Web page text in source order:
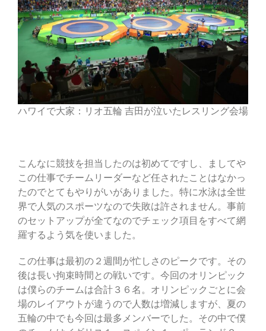
ハワイで大家：リオ五輪 吉田が泣いたレスリング会場
こんなに競技を担当したのは初めてですし、ましてや
この仕事でチームリーダーなど任されたことはなかっ
たのでとてもやりがいがありました。特に水泳は全世
界で人気のスポーツなので失敗は許されません。事前
のセットアップが全てなのでチェック項目をすべて網
羅するよう気を使いました。
この仕事は最初の２週間が忙しさのピークです。その
後は長い拘束時間との戦いです。今回のオリンピック
は僕らのチームは合計３６名。オリンピックごとに会
場のレイアウトが違うので人数は増減しますが、夏の
五輪の中でも今回は最多メンバーでした。その中で僕